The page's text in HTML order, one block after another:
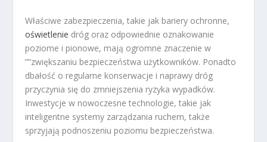
Właściwe zabezpieczenia, takie jak bariery ochronne,
oświetlenie dróg oraz odpowiednie oznakowanie
poziome i pionowe, mają ogromne znaczenie w
””zwiększaniu bezpieczeństwa użytkowników. Ponadto
dbałość o regularne konserwacje i naprawy dróg
przyczynia się do zmniejszenia ryzyka wypadków.
Inwestycje w nowoczesne technologie, takie jak
inteligentne systemy zarządzania ruchem, także
sprzyjają podnoszeniu poziomu bezpieczeństwa.